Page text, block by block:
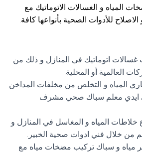
المياه و الغسالات الاتوماتيك مع
للأدوات الصحية بأنواعها كافة.
اتوماتيك في المنازل و ذلك من
العالمية أو المحلية.
المياه و التخلص من مخلفات المداخن
ايدي معلم سباك صحي مشرف
خلاطات المياه و المغاسل في المنازل و
من خلال فني ادوات صحية الخبير.
مياه و سباك تركيب مضخات مياه مع